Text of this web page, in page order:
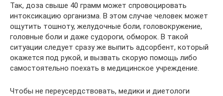
Так, доза свыше 40 грамм может спровоцировать
интоксикацию организма. В этом случае человек может
ощутить тошноту, желудочные боли, головокружение,
головные боли и даже судороги, обморок. В такой
ситуации следует сразу же выпить адсорбент, который
окажется под рукой, и вызвать скорую помощь либо
самостоятельно поехать в медицинское учреждение.
Чтобы не переусердствовать, медики и диетологи